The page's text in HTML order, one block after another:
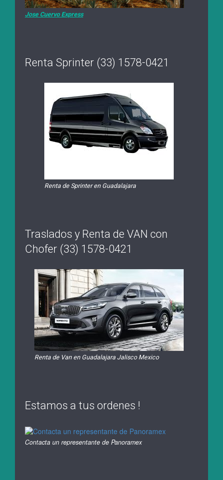
Jose Cuervo Express
Renta Sprinter (33) 1578-0421
Renta de Sprinter en Guadalajara
Traslados y Renta de VAN con
Chofer (33) 1578-0421
Renta de Van en Guadalajara Jalisco Mexico
Estamos a tus ordenes !
Contacta un representante de Panoramex